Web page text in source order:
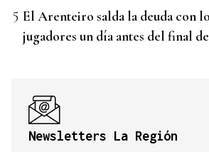
El Arenteiro salda la deuda con
jugadores un día antes del final
Newsletters La Región